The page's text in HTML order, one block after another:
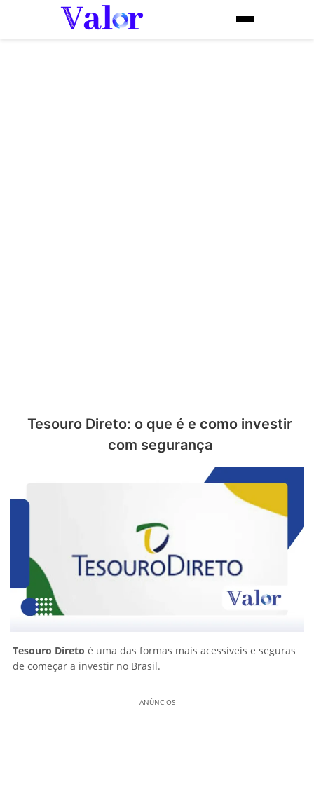
Tesouro Direto: o que é e como investir
com segurança
Tesouro Direto é uma das formas mais acessíveis e seguras
de começar a investir no Brasil.
ANÚNCIOS